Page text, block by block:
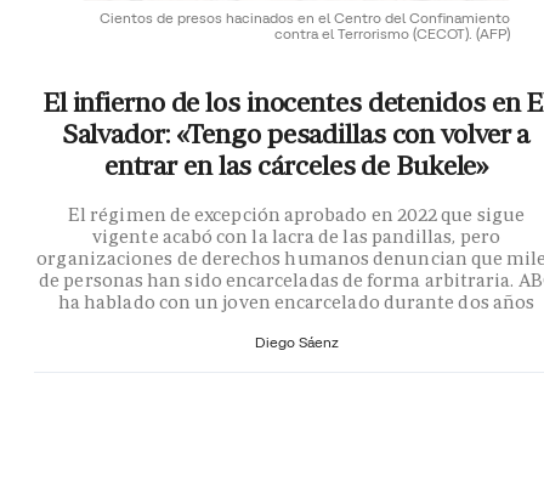
Cientos de presos hacinados en el Centro del Confinamiento
contra el Terrorismo (CECOT). (AFP)
El infierno de los inocentes detenidos en
Salvador: «Tengo pesadillas con volver a
entrar en las cárceles de Bukele»
El régimen de excepción aprobado en 2022 que sigue
vigente acabó con la lacra de las pandillas, pero
organizaciones de derechos humanos denuncian que
de personas han sido encarceladas de forma arbitraria.
ha hablado con un joven encarcelado durante dos años
Diego Sáenz